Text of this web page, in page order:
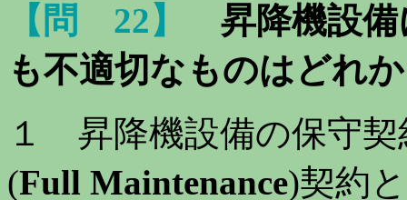
【問 22】
昇降機設
も不適切なものはどれ
１ 昇降機設備の保守
(Full Maintenance)契約